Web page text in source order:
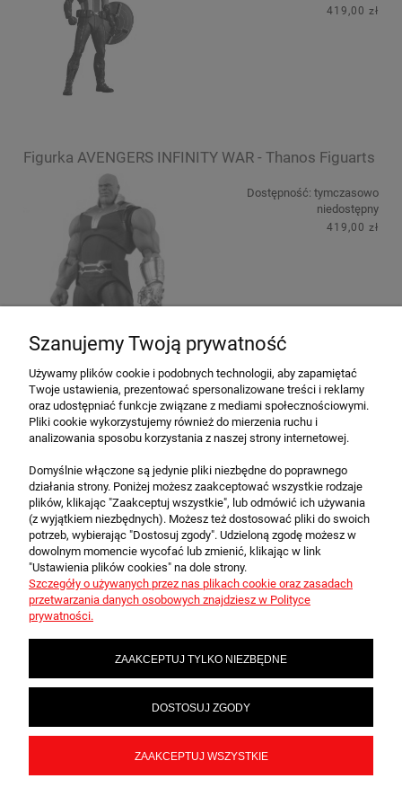
419,00 zł
Figurka AVENGERS INFINITY WAR - Thanos Figuarts
Dostępność: tymczasowo
niedostępny
419,00 zł
O FIRMIE
OBSŁUGA KLIENTA
Szanujemy Twoją prywatność
Używamy plików cookie i podobnych technologii, aby zapamiętać
Twoje ustawienia, prezentować spersonalizowane treści i reklamy
oraz udostępniać funkcje związane z mediami społecznościowymi.
Pliki cookie wykorzystujemy również do mierzenia ruchu i
analizowania sposobu korzystania z naszej strony internetowej.
Domyślnie włączone są jedynie pliki niezbędne do poprawnego
działania strony. Poniżej możesz zaakceptować wszystkie rodzaje
plików, klikając "Zaakceptuj wszystkie", lub odmówić ich używania
(z wyjątkiem niezbędnych). Możesz też dostosować pliki do swoich
potrzeb, wybierając "Dostosuj zgody". Udzieloną zgodę możesz w
dowolnym momencie wycofać lub zmienić, klikając w link
"Ustawienia plików cookies" na dole strony.
Szczegóły o używanych przez nas plikach cookie oraz zasadach
przetwarzania danych osobowych znajdziesz w Polityce
prywatności.
ZAAKCEPTUJ TYLKO NIEZBĘDNE
DOSTOSUJ ZGODY
ZAAKCEPTUJ WSZYSTKIE